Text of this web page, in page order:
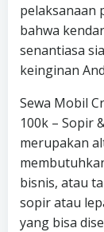
pelaksanaan
bahwa
senantiasa
keinginan
Sewa Mobil
100k – Sopir
merupakan
bisnis, atau
sopir atau
yang bisa